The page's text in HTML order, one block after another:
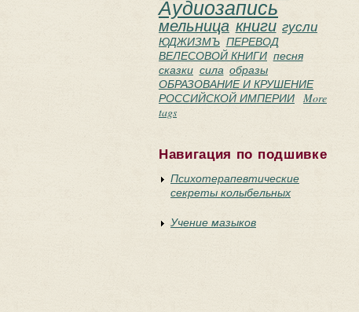
Аудиозапись
мельница книги гусли
ЮДЖИЗМЪ ПЕРЕВОД
ВЕЛЕСОВОЙ КНИГИ песня
сказки сила образы
ОБРАЗОВАНИЕ И КРУШЕНИЕ
РОССИЙСКОЙ ИМПЕРИИ More
tags
Навигация по подшивке
Психотерапевтические
секреты колыбельных
Учение мазыков